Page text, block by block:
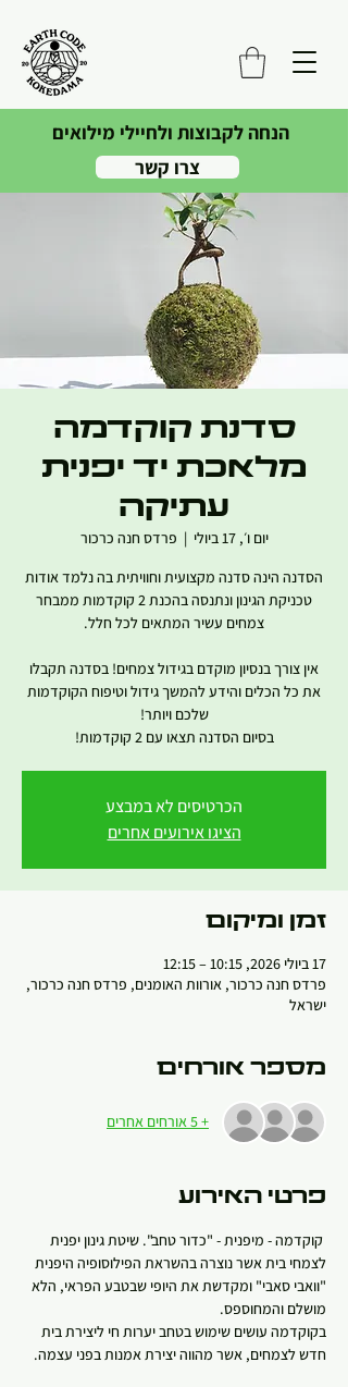
הנחה לקבוצות ולחיילי מילואים
צרו קשר
סדנת קוקדמה
מלאכת יד יפנית
עתיקה
יום ו׳, 17 ביולי
  |
פרדס חנה כרכור
הסדנה הינה סדנה מקצועית וחוויתית בה נלמד אודות
טכניקת הגינון ונתנסה בהכנת 2 קוקדמות ממבחר
אין צורך בנסיון מוקדם בגידול צמחים! בסדנה תקבלו
את כל הכלים והידע להמשך גידול וטיפוח הקוקדמות
בסיום הסדנה תצאו עם 2 קוקדמות!
הכרטיסים לא במבצע
הציגו אירועים אחרים
זמן ומיקום
17 ביולי 2026, 10:15 – 12:15
פרדס חנה כרכור, אורוות האומנים, פרדס חנה כרכור,
ישראל
מספר אורחים
+ 5 אורחים אחרים
פרטי האירוע
קוקדמה - מיפנית - "כדור טחב". שיטת גינון יפנית
לצמחי בית אשר נוצרה בהשראת הפילוסופיה היפנית
"וואבי סאבי" ומקדשת את היופי שבטבע הפראי, הלא
מושלם והמחוספס.
בקוקדמה עושים שימוש בטחב יערות חי ליצירת בית
חדש לצמחים, אשר מהווה יצירת אמנות בפני עצמה.